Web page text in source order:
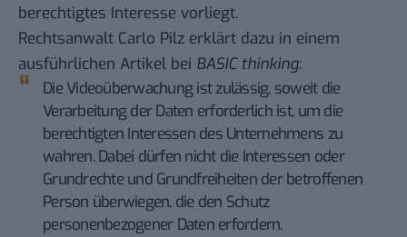
berechtigtes Interesse vorliegt.
Rechtsanwalt Carlo Pilz erklärt dazu in einem
ausführlichen Artikel bei BASIC thinking:
Die Videoüberwachung ist zulässig, soweit die
Verarbeitung der Daten erforderlich ist, um die
berechtigten Interessen des Unternehmens zu
wahren. Dabei dürfen nicht die Interessen oder
Grundrechte und Grundfreiheiten der betroffenen
Person überwiegen, die den Schutz
personenbezogener Daten erfordern.